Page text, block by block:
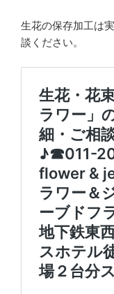
生花の保存加工は
談ください。